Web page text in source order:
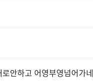
안하고 어영부영넘어가네